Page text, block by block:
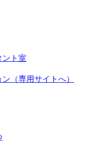
ント室
（専用サイトへ）